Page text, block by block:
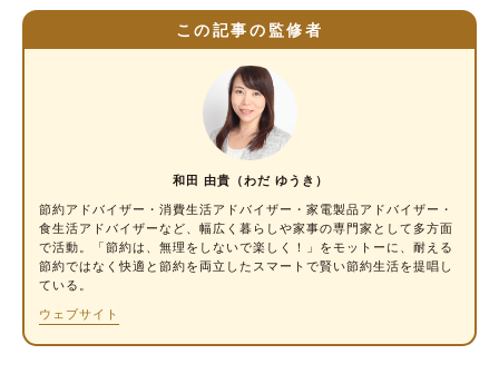
返済・借り換えを検討する
6.電気代：暖房・冷房はエアコンを上手に活
7.電気代：電力・ガス会社の料金プランを比
較検討する
8.電気代・ガス代・水道代：料金の支払い方
法を見直す
9.ガス代：都市ガスの物件を選ぶ
10.水道代・ガス代：浴槽とシャワーを上手に
この記事の監修者
和田 由貴（わだ ゆうき）
節約アドバイザー・消費生活アドバイザー ・家電製品アドバイザー・
食生活アドバイザーなど、幅広く暮らしや家事の専門家として多方面
で活動。「節約は、無理をしないで楽しく！」をモットーに、耐える
節約ではなく快適と節約を両立したスマートで賢い節約生活を提唱し
ている。
ウェブサイト